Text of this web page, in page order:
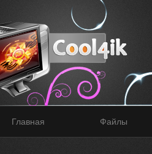
Главная Файлы